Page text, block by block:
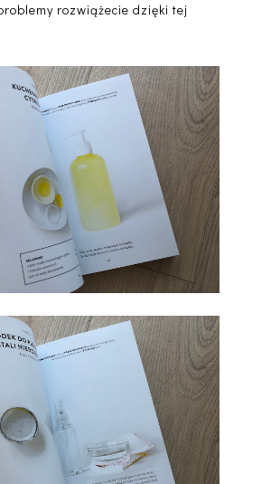
rozwiążecie dzięki tej